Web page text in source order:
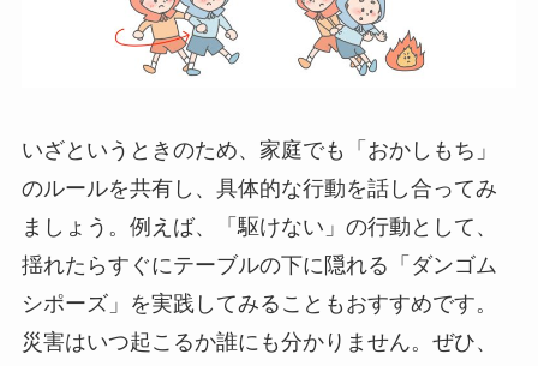
いざというときのため、家庭でも「おかしもち」
のルールを共有し、具体的な行動を話し合ってみ
ましょう。例えば、「駆けない」の行動として、
揺れたらすぐにテーブルの下に隠れる「ダンゴム
シポーズ」を実践してみることもおすすめです。
災害はいつ起こるか誰にも分かりません。ぜひ、